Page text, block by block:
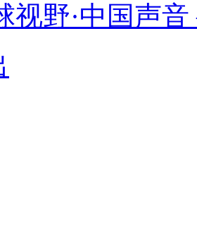
野·中国声